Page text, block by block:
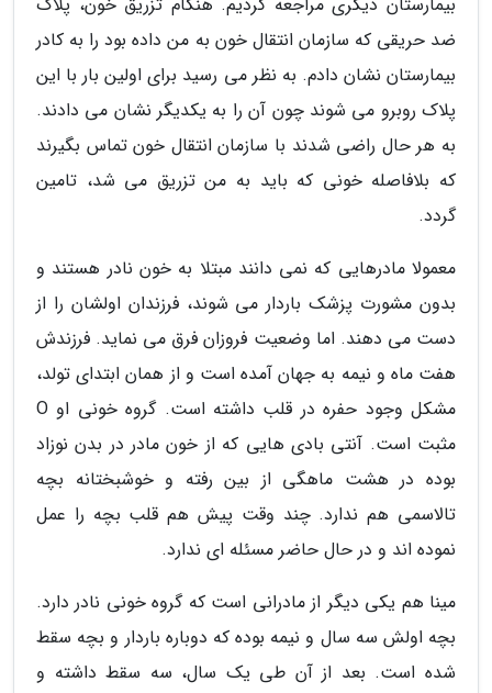
ضد حریقی که سازمان انتقال خون به من داده بود را به کادر
بیمارستان نشان دادم. به نظر می رسید برای اولین بار با این
پلاک روبرو می شوند چون آن را به یکدیگر نشان می دادند.
به هر حال راضی شدند با سازمان انتقال خون تماس بگیرند
که بلافاصله خونی که باید به من تزریق می شد، تامین
گردد.
معمولا مادرهایی که نمی دانند مبتلا به خون نادر هستند و
بدون مشورت پزشک باردار می شوند، فرزندان اولشان را از
دست می دهند. اما وضعیت فروزان فرق می نماید. فرزندش
هفت ماه و نیمه به جهان آمده است و از همان ابتدای تولد،
مشکل وجود حفره در قلب داشته است. گروه خونی او O
مثبت است. آنتی بادی هایی که از خون مادر در بدن نوزاد
بوده در هشت ماهگی از بین رفته و خوشبختانه بچه
تالاسمی هم ندارد. چند وقت پیش هم قلب بچه را عمل
نموده اند و در حال حاضر مسئله ای ندارد.
مینا هم یکی دیگر از مادرانی است که گروه خونی نادر دارد.
بچه اولش سه سال و نیمه بوده که دوباره باردار و بچه سقط
شده است. بعد از آن طی یک سال، سه سقط داشته و